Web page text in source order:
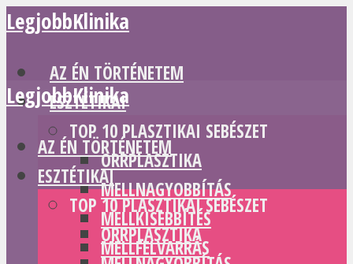
LegjobbKlinika
AZ ÉN TÖRTÉNETEM
ESZTÉTIKAI
TOP 10 PLASZTIKAI SEBÉSZET
ORRPLASZTIKA
MELLNAGYOBBÍTÁS
MELLKISEBBÍTÉS
MELLFELVARRÁS
LegjobbKlinika
AZ ÉN TÖRTÉNETEM
ESZTÉTIKAI
TOP 10 PLASZTIKAI SEBÉSZET
ORRPLASZTIKA